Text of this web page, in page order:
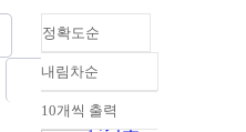
정확도순
정확도
순
인기도
내림차순
내림차순
10개씩 출력